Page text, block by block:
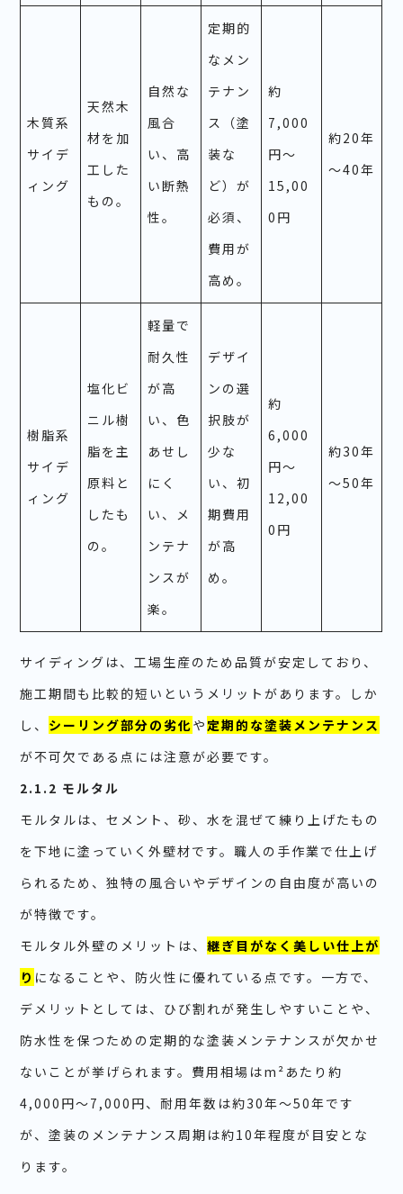
木質系
サイデ
ィング
天然木
材を加
工した
もの。
自然な
風合
い、高
い断熱
性。
定期的
なメン
テナン
ス（塗
装な
ど）が
必須、
費用が
高め。
約
7,000
円～
15,00
0円
約20年
～40年
樹脂系
サイデ
ィング
塩化ビ
ニル樹
脂を主
原料と
したも
の。
軽量で
耐久性
が高
い、色
あせし
にく
い、メ
ンテナ
ンスが
楽。
デザイ
ンの選
択肢が
少な
い、初
期費用
が高
め。
約
6,000
円～
12,00
0円
約30年
～50年
サイディングは、工場生産のため品質が安定しており、
施工期間も比較的短いというメリットがあります。しか
し、 シーリング部分の劣化や定期的な塗装メンテナンス
が不可欠である点には注意が必要です。
2.1.2 モルタル
モルタルは、セメント、砂、水を混ぜて練り上げたもの
を下地に塗っていく外壁材です。職人の手作業で仕上げ
られるため、独特の風合いやデザインの自由度が高いの
が特徴です。
モルタル外壁のメリットは、継ぎ目がなく美しい仕上が
り になることや、防火性に優れている点です。一方で、
デメリットとしては、ひび割れが発生しやすいことや、
防水性を保つための定期的な塗装メンテナンスが欠かせ
ないことが挙げられます。費用相場はm²あたり約
4,000円～7,000円、耐用年数は約30年～50年です
が、塗装のメンテナンス周期は約10年程度が目安とな
ります。